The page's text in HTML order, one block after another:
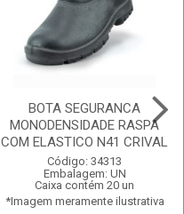
BOTA SEGURANCA
MONODENSIDADE RASPA
COM ELASTICO N41 CRIVAL
Código: 34313
Embalagem: UN
Caixa contém 20 un
*Imagem meramente ilustrativa